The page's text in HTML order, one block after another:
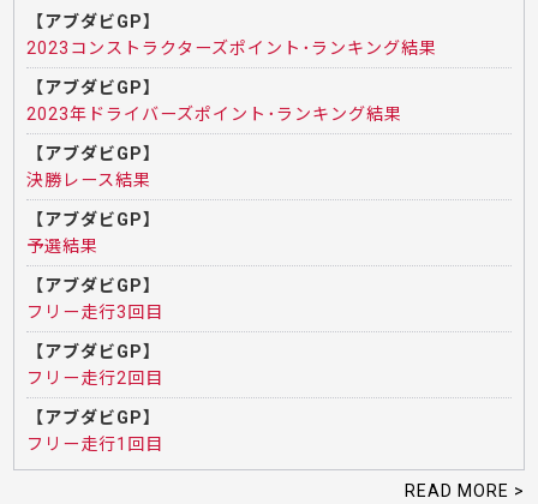
【アブダビGP】
2023コンストラクターズポイント･ランキング結果
【アブダビGP】
2023年ドライバーズポイント･ランキング結果
【アブダビGP】
決勝レース結果
【アブダビGP】
予選結果
【アブダビGP】
フリー走行3回目
【アブダビGP】
フリー走行2回目
【アブダビGP】
フリー走行1回目
READ MORE >